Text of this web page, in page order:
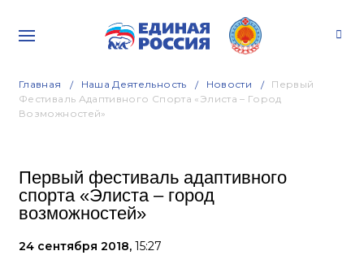
Главная Наша Деятельность Новости
Первый
Фестиваль Адаптивного Спорта «Элиста – Город
Возможностей»
Первый фестиваль адаптивного
спорта «Элиста – город
возможностей»
24 сентября 2018, 15:27